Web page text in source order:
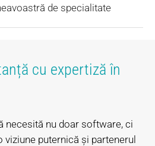
de specialitate
cu expertiză în
necesită nu doar software, ci
viziune puternică și partenerul